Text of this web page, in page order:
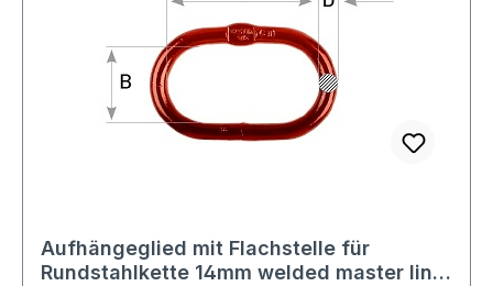
Aufhängeglied mit Flachstelle für
Rundstahlkette 14mm welded master link